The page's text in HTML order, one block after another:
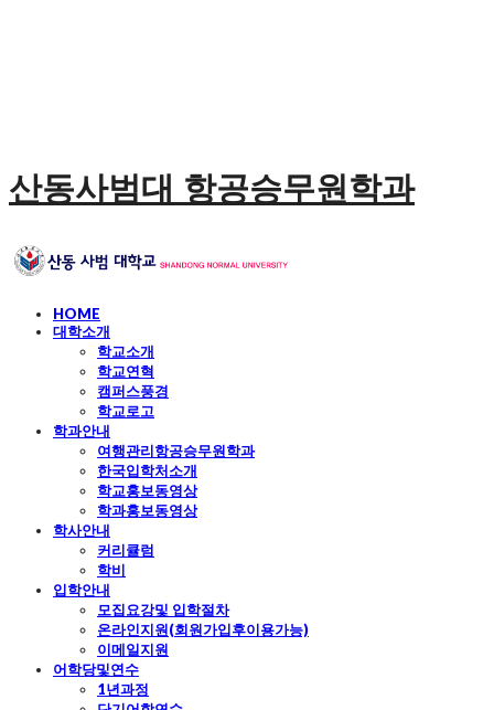
산동사범대 항공승무원학과
HOME
대학소개
학교소개
학교연혁
캠퍼스풍경
학교로고
학과안내
여행관리항공승무원학과
한국입학처소개
학교홍보동영상
학과홍보동영상
학사안내
커리큘럼
학비
입학안내
모집요강및 입학절차
온라인지원(회원가입후이용가능)
이메일지원
어학당및연수
1년과정